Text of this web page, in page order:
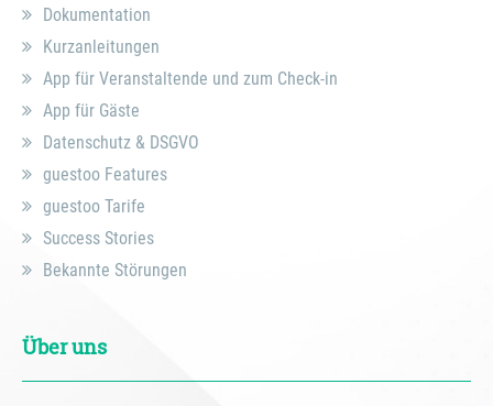
Dokumentation
Kurzanleitungen
App für Veranstaltende und zum Check-in
App für Gäste
Datenschutz & DSGVO
guestoo Features
guestoo Tarife
Success Stories
Bekannte Störungen
Über uns